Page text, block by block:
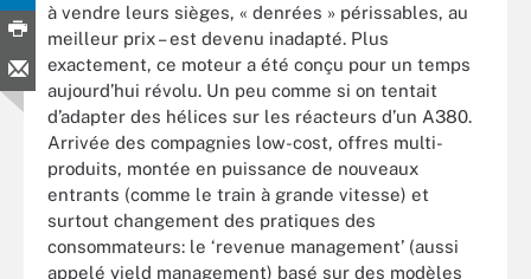
à vendre leurs sièges, « denrées » périssables, au
meilleur prix – est devenu inadapté. Plus
exactement, ce moteur a été conçu pour un temps
aujourd’hui révolu. Un peu comme si on tentait
d’adapter des hélices sur les réacteurs d’un A380.
Arrivée des compagnies low-cost, offres multi-
produits, montée en puissance de nouveaux
entrants (comme le train à grande vitesse) et
surtout changement des pratiques des
consommateurs: le ‘revenue management’ (aussi
appelé yield management) basé sur des modèles